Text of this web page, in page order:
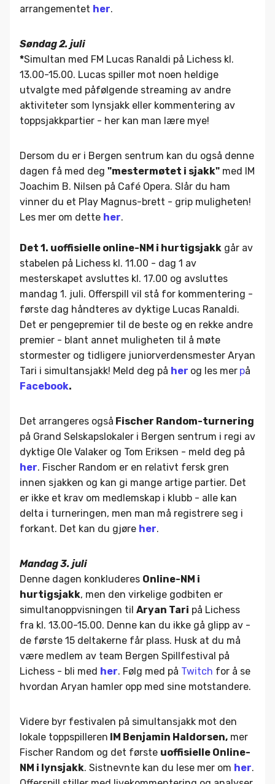
arrangementet her.
Søndag 2. juli
*Simultan med FM Lucas Ranaldi på Lichess kl.
13.00-15.00. Lucas spiller mot noen heldige
utvalgte med påfølgende streaming av andre
aktiviteter som lynsjakk eller kommentering av
toppsjakkpartier - her kan man lære mye!
Dersom du er i Bergen sentrum kan du også denne
dagen få med deg "mestermøtet i sjakk" med IM
Joachim B. Nilsen på Café Opera. Slår du ham
vinner du et Play Magnus-brett - grip muligheten!
Les mer om dette her.
Det 1. uoffisielle online-NM i hurtigsjakk går av
stabelen på Lichess kl. 11.00 - dag 1 av
mesterskapet avsluttes kl. 17.00 og avsluttes
mandag 1. juli. Offerspill vil stå for kommentering -
første dag håndteres av dyktige Lucas Ranaldi.
Det er pengepremier til de beste og en rekke andre
premier - blant annet muligheten til å møte
stormester og tidligere juniorverdensmester Aryan
Tari i simultansjakk! Meld deg på her og les mer på
Facebook.
Det arrangeres også Fischer Random-turnering
på Grand Selskapslokaler i Bergen sentrum i regi av
dyktige Ole Valaker og Tom Eriksen - meld deg på
her. Fischer Random er en relativt fersk gren
innen sjakken og kan gi mange artige partier. Det
er ikke et krav om medlemskap i klubb - alle kan
delta i turneringen, men man må registrere seg i
forkant. Det kan du gjøre her.
Mandag 3. juli
Denne dagen konkluderes Online-NM i
hurtigsjakk, men den virkelige godbiten er
simultanoppvisningen til Aryan Tari på Lichess
fra kl. 13.00-15.00. Denne kan du ikke gå glipp av -
de første 15 deltakerne får plass. Husk at du må
være medlem av team Bergen Spillfestival på
Lichess - bli med her. Følg med på Twitch for å se
hvordan Aryan hamler opp med sine motstandere.
Videre byr festivalen på simultansjakk mot den
lokale toppspilleren IM Benjamin Haldorsen, mer
Fischer Random og det første uoffisielle Online-
NM i lynsjakk. Sistnevnte kan du lese mer om her.